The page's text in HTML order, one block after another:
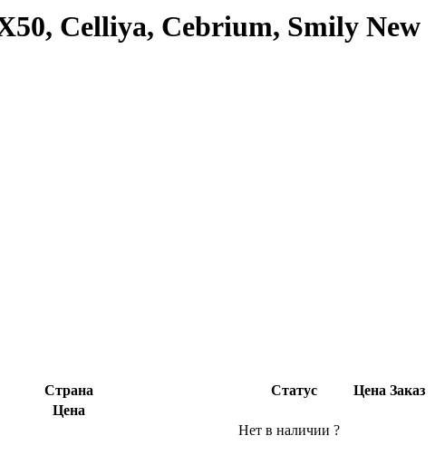
Celliya, Cebrium, Smily New
Страна Статус Цена Заказ
Цена
Нет в наличии ?